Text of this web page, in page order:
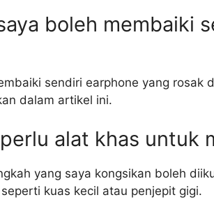
boleh membaiki
sendiri earphone yang rosak
dalam artikel ini.
alat khas untuk
yang saya kongsikan boleh
kuas kecil atau penjepit gigi.